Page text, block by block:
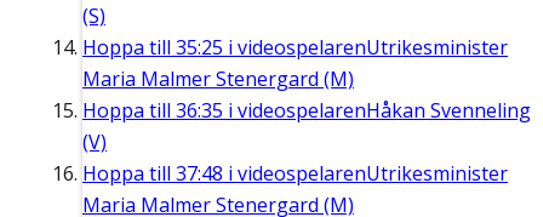
(S)
Hoppa till 35:25 i videospelarenUtrikesminister
Maria Malmer Stenergard (M)
Hoppa till 36:35 i videospelarenHåkan Svenneling
(V)
Hoppa till 37:48 i videospelarenUtrikesminister
Maria Malmer Stenergard (M)